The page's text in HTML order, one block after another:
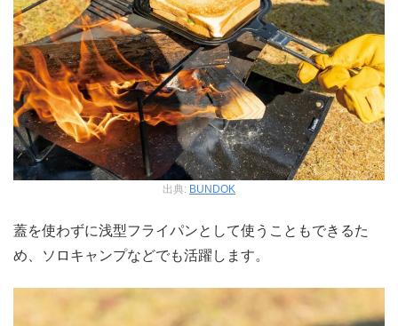
出典: BUNDOK
蓋を使わずに浅型フライパンとして使うこともできるた
め、ソロキャンプなどでも活躍します。